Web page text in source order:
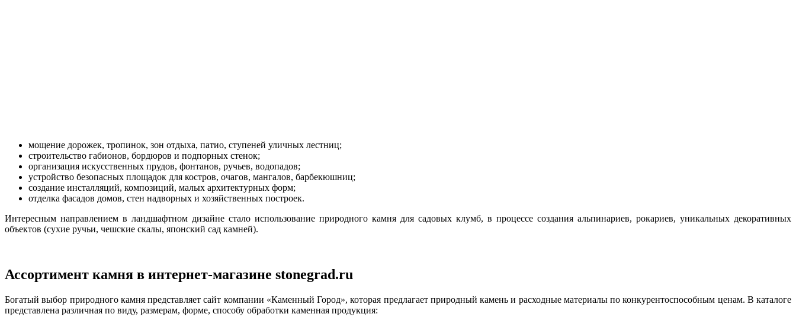
мощение дорожек, тропинок, зон отдыха, патио, ступеней уличных лестниц;
строительство габионов, бордюров и подпорных стенок;
организация искусственных прудов, фонтанов, ручьев, водопадов;
устройство безопасных площадок для костров, очагов, мангалов, барбекюшниц;
создание инсталляций, композиций, малых архитектурных форм;
отделка фасадов домов, стен надворных и хозяйственных построек.
Интересным направлением в ландшафтном дизайне стало использование природного камня для садовых клумб, в процессе создания альпинариев, рокариев, уникальных декоративных
объектов (сухие ручьи, чешские скалы, японский сад камней).
Ассортимент камня в интернет-магазине stonegrad.ru
Богатый выбор природного камня представляет сайт компании «Каменный Город», которая предлагает природный камень и расходные материалы по конкурентоспособным ценам. В каталоге
представлена различная по виду, размерам, форме, способу обработки каменная продукция: